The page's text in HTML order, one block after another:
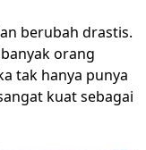
berubah drastis.
orang
tak hanya punya
kuat sebagai